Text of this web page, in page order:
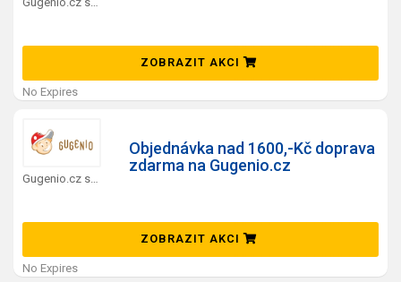
ZOBRAZIT AKCI
No Expires
Gugenio.cz slevový kód
Objednávka nad 1600,-Kč doprava
zdarma na Gugenio.cz
ZOBRAZIT AKCI
No Expires